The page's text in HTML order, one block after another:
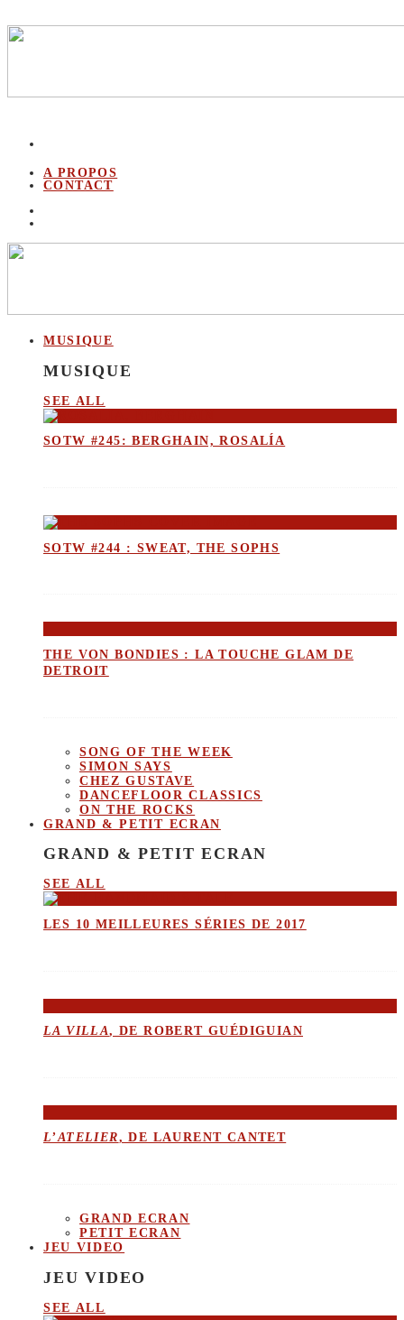
A PROPOS
CONTACT
MUSIQUE
MUSIQUE
SEE ALL
SOTW #245: BERGHAIN, ROSALÍA
SOTW #244 : SWEAT, THE SOPHS
THE VON BONDIES : LA TOUCHE GLAM DE
DETROIT
SONG OF THE WEEK
SIMON SAYS
CHEZ GUSTAVE
DANCEFLOOR CLASSICS
ON THE ROCKS
GRAND & PETIT ECRAN
GRAND & PETIT ECRAN
SEE ALL
LES 10 MEILLEURES SÉRIES DE 2017
LA VILLA, DE ROBERT GUÉDIGUIAN
L’ATELIER, DE LAURENT CANTET
GRAND ECRAN
PETIT ECRAN
JEU VIDEO
JEU VIDEO
SEE ALL